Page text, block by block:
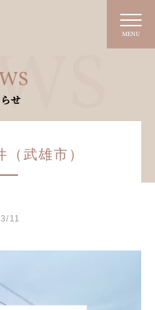
MENU
せ
（武雄市）
11